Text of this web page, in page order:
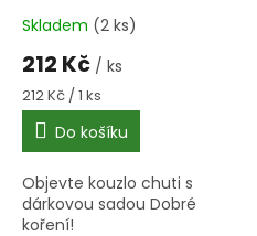
Skladem (2 ks)
212 Kč / ks
Měrná
cena:
212 Kč / 1 ks
Do košíku
Objevte kouzlo chuti s
dárkovou sadou Dobré
koření!